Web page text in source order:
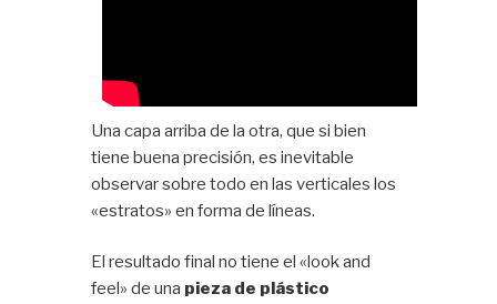
Una capa arriba de la otra, que si bien
tiene buena precisión, es inevitable
observar sobre todo en las verticales los
«estratos» en forma de líneas.
El resultado final no tiene el «look and
feel» de una pieza de plástico